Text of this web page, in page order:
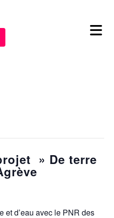
» De terre
et d’eau avec le PNR des